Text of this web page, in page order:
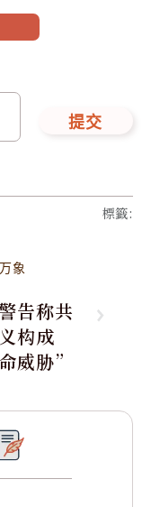
提交
標籤:
象
告称共
构成
威胁”